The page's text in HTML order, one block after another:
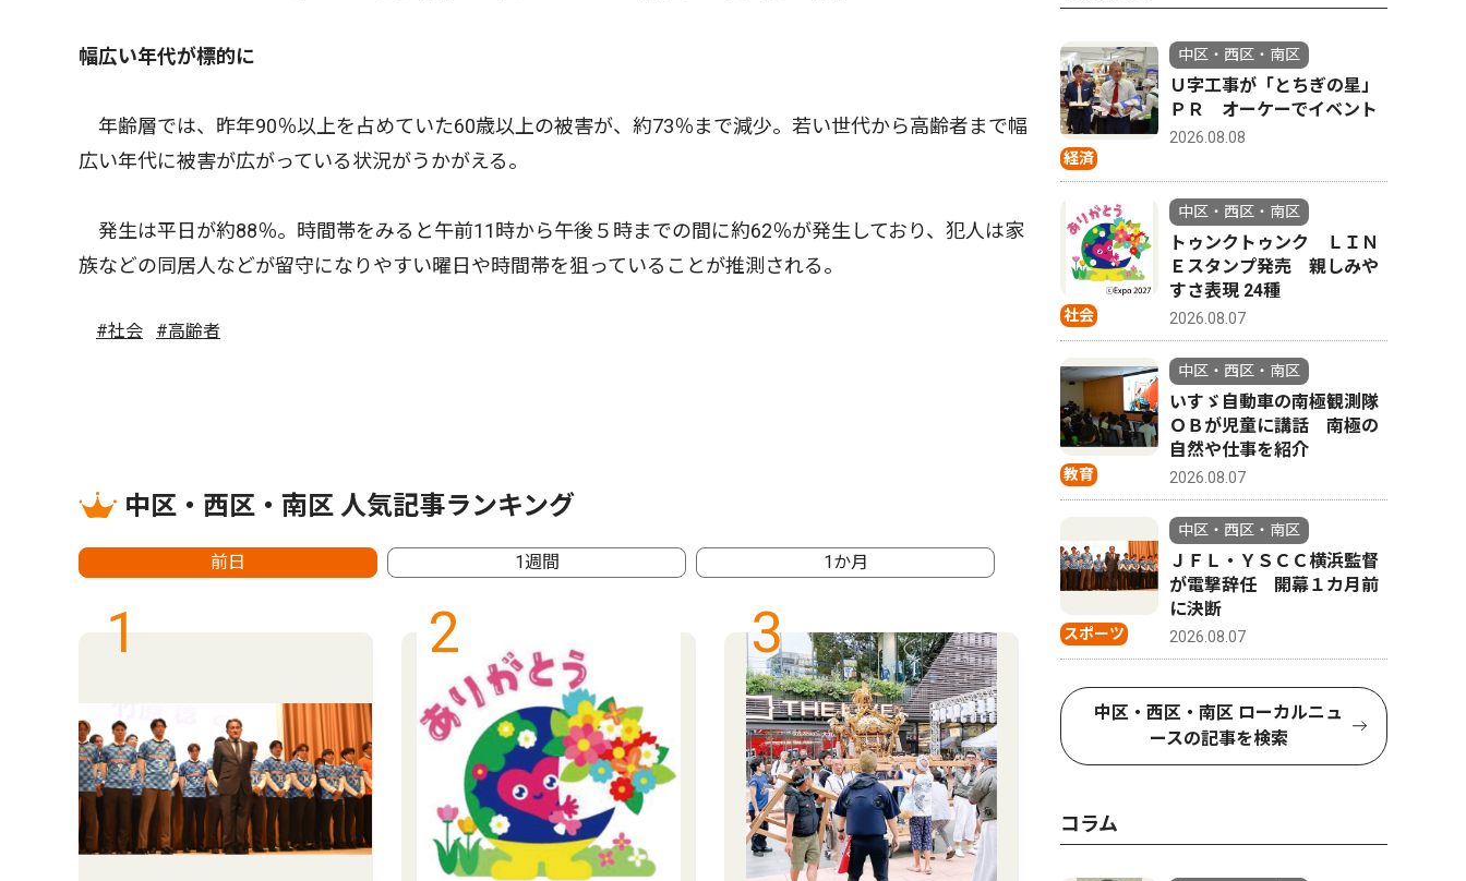
幅広い年代が標的に
年齢層では、昨年90％以上を占めていた60歳以上の被害が、約73％まで減少。若い世代から高齢者まで幅
広い年代に被害が広がっている状況がうかがえる。
発生は平日が約88％。時間帯をみると午前11時から午後５時までの間に約62％が発生しており、犯人は家
族などの同居人などが留守になりやすい曜日や時間帯を狙っていることが推測される。
#社会 #高齢者
中区・西区・南区 人気記事ランキング
前日 1週間 1か月
1 2 3 4
経済
中区・西区・南区
Ｕ字工事が「とちぎの星」
ＰＲ オーケーでイベント
2026.08.08
社会
中区・西区・南区
トゥンクトゥンク ＬＩＮ
Ｅスタンプ発売 親しみや
すさ表現 24種
2026.08.07
教育
中区・西区・南区
いすゞ自動車の南極観測隊
ＯＢが児童に講話 南極の
自然や仕事を紹介
2026.08.07
スポーツ
中区・西区・南区
ＪＦＬ・ＹＳＣＣ横浜監督
が電撃辞任 開幕１カ月前
に決断
2026.08.07
中区・西区・南区 ローカルニュ
ースの記事を検索
コラム